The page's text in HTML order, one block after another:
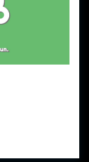
ド
ドリゾート.